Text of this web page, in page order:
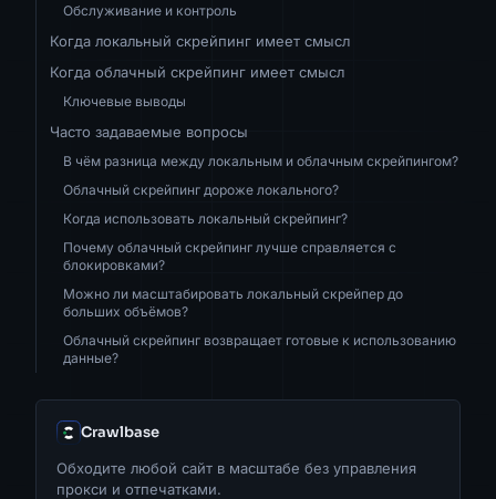
Обслуживание и контроль
Когда локальный скрейпинг имеет смысл
Когда облачный скрейпинг имеет смысл
Ключевые выводы
Часто задаваемые вопросы
В чём разница между локальным и облачным скрейпингом?
Облачный скрейпинг дороже локального?
Когда использовать локальный скрейпинг?
Почему облачный скрейпинг лучше справляется с
блокировками?
Можно ли масштабировать локальный скрейпер до
больших объёмов?
Облачный скрейпинг возвращает готовые к использованию
данные?
Crawlbase
Обходите любой сайт в масштабе без управления
прокси и отпечатками.